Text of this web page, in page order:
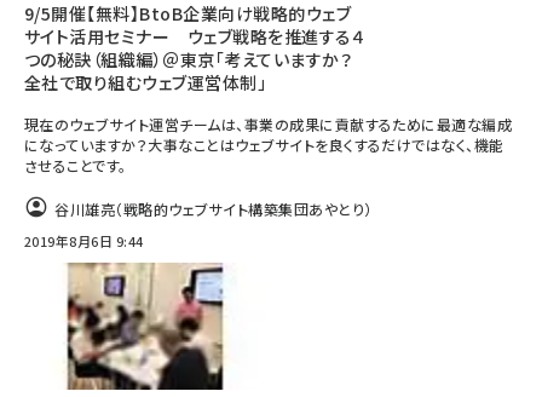
9/5開催【無料】BtoB企業向け戦略的ウェブ
サイト活用セミナー ウェブ戦略を推進する４
つの秘訣（組織編）＠東京「考えていますか？
全社で取り組むウェブ運営体制」
現在のウェブサイト運営チームは、事業の成果に貢献するために最適な編成
になっていますか？大事なことはウェブサイトを良くするだけではなく、機能
させることです。
谷川雄亮（戦略的ウェブサイト構築集団あやとり）
2019年8月6日 9:44